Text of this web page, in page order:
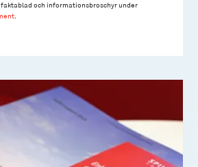
och informationsbroschyr under